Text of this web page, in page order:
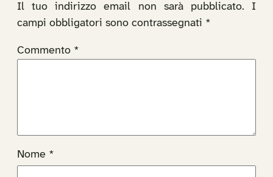
Il tuo indirizzo email non sarà pubblicato.
I
campi obbligatori sono contrassegnati *
Commento *
Nome *